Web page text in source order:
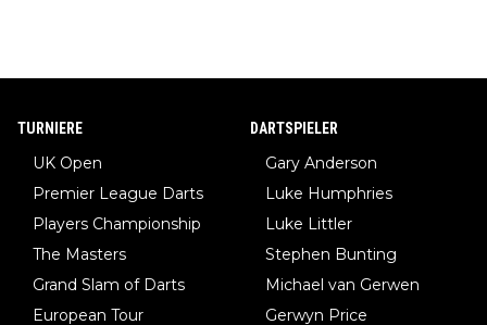
TURNIERE
UK Open
Premier League Darts
Players Championship
The Masters
Grand Slam of Darts
European Tour
DARTSPIELER
Gary Anderson
Luke Humphries
Luke Littler
Stephen Bunting
Michael van Gerwen
Gerwyn Price